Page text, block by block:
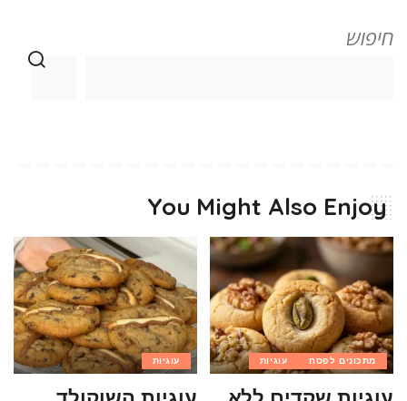
חיפוש
You Might Also Enjoy
מתכונים לפסח עוגיות עוגיות